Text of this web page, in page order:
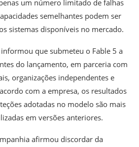
um número limitado de falhas
semelhantes podem ser
sistemas disponíveis no mercado.
que submeteu o Fable 5 a
do lançamento, em parceria com
organizações independentes e
com a empresa, os resultados
adotadas no modelo são mais
em versões anteriores.
afirmou discordar da